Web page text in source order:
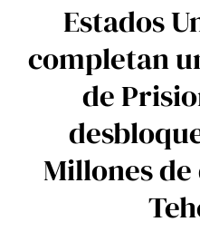
Estados
completan
de
Millones